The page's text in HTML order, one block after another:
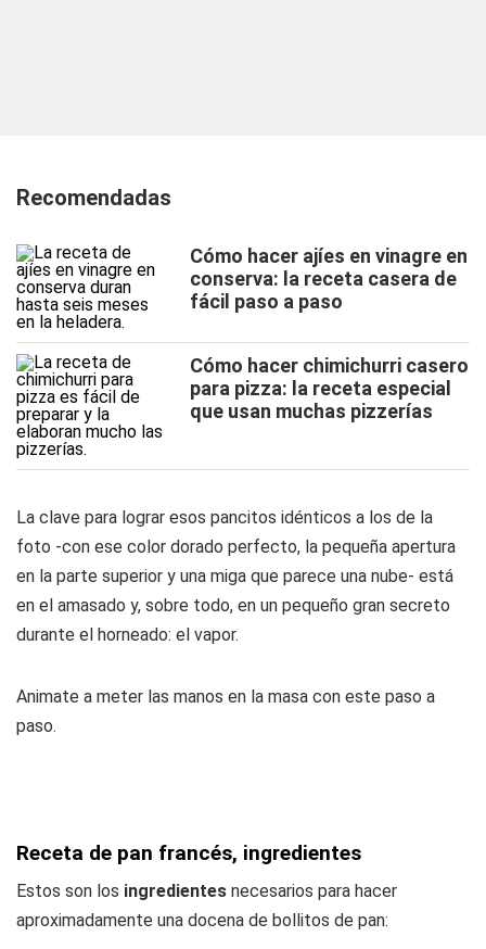
Recomendadas
Cómo hacer ajíes en vinagre en
conserva: la receta casera de
fácil paso a paso
Cómo hacer chimichurri casero
para pizza: la receta especial
que usan muchas pizzerías
La clave para lograr esos pancitos idénticos a los de la
foto -con ese color dorado perfecto, la pequeña apertura
en la parte superior y una miga que parece una nube- está
en el amasado y, sobre todo, en un pequeño gran secreto
durante el horneado: el vapor.
Animate a meter las manos en la masa con este paso a
paso.
Receta de pan francés, ingredientes
Estos son los ingredientes necesarios para hacer
aproximadamente una docena de bollitos de pan: